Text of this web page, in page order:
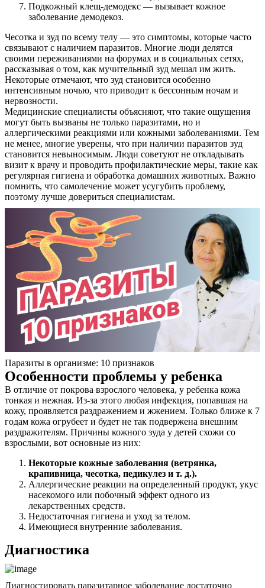
Статьи
Контакты
Подкожный клещ-демодекс — вызывает кожное
заболевание демодекоз.
Чесотка и зуд по всему телу — это симптомы, которые часто
связывают с наличием паразитов. Многие люди делятся
своими переживаниями на форумах и в социальных сетях,
рассказывая о том, как мучительный зуд мешал им жить.
Некоторые отмечают, что зуд становится особенно
интенсивным ночью, что приводит к бессонным ночам и
нервозности.
Медицинские специалисты объясняют, что такие ощущения
могут быть вызваны не только паразитами, но и
аллергическими реакциями или кожными заболеваниями. Тем
не менее, многие уверены, что при наличии паразитов зуд
становится невыносимым. Люди советуют не откладывать
визит к врачу и проводить профилактические меры, такие как
регулярная гигиена и обработка домашних животных. Важно
помнить, что самолечение может усугубить проблему,
поэтому лучше довериться специалистам.
Паразиты в организме: 10 признаков
Особенности проблемы у ребенка
В отличие от покрова взрослого человека, у ребенка кожа
тонкая и нежная. Из-за этого любая инфекция, попавшая на
кожу, проявляется раздражением и жжением. Только ближе к 7
годам кожа огрубеет и будет не так подвержена внешним
раздражителям. Причины кожного зуда у детей схожи со
взрослыми, вот основные из них:
Некоторые кожные заболевания (ветрянка,
крапивница, чесотка, педикулез и т. д.).
Аллергические реакции на определенный продукт, укус
насекомого или побочный эффект одного из
лекарственных средств.
Недостаточная гигиена и уход за телом.
Имеющиеся внутренние заболевания.
Диагностика
Диагностировать паразитарное заболевание достаточно